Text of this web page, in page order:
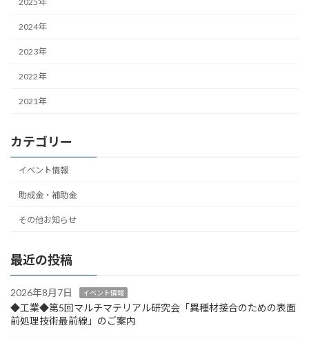
2024年
2023年
2022年
2021年
カテゴリー
イベント情報
助成金・補助金
その他お知らせ
最近の投稿
2026年8月7日 イベント情報
◆工業◆第5回マルチマテリアル研究会「異種材接合のための表面
前処理技術最前線」のご案内